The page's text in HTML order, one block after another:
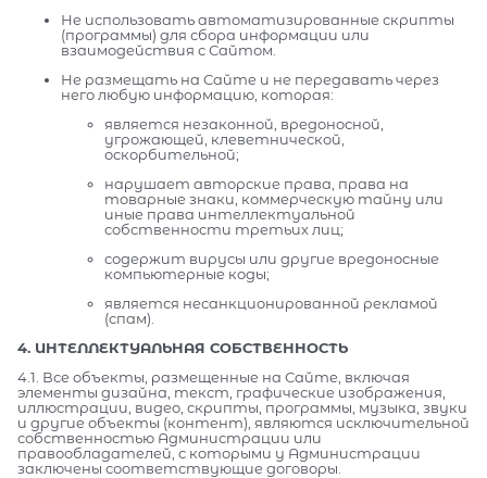
Не использовать автоматизированные скрипты
(программы) для сбора информации или
взаимодействия с Сайтом.
Не размещать на Сайте и не передавать через
него любую информацию, которая:
является незаконной, вредоносной,
угрожающей, клеветнической,
оскорбительной;
нарушает авторские права, права на
товарные знаки, коммерческую тайну или
иные права интеллектуальной
собственности третьих лиц;
содержит вирусы или другие вредоносные
компьютерные коды;
является несанкционированной рекламой
(спам).
4. ИНТЕЛЛЕКТУАЛЬНАЯ СОБСТВЕННОСТЬ
4.1. Все объекты, размещенные на Сайте, включая
элементы дизайна, текст, графические изображения,
иллюстрации, видео, скрипты, программы, музыка, звуки
и другие объекты (контент), являются исключительной
собственностью Администрации или
правообладателей, с которыми у Администрации
заключены соответствующие договоры.